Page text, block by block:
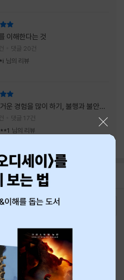
이해한다는 것
댓글 20건
님의 리뷰
운 경험을 많이 하기, 불행과 불안을
말기, 그리고 좋은 사람을 많이 만나
댓글 17건
님의 리뷰
근 본 상품
켓 1544-6399
중고샵 1566-4295
문의/채팅상담
주) 사업자 정보
처리방침
청소년보호정책
소개 거래처관계자께